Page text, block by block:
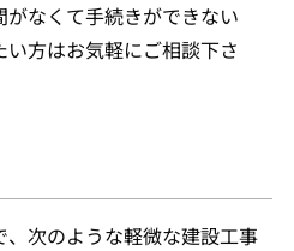
なくて手続きができない
方はお気軽にご相談下さ
次のような軽微な建設工事